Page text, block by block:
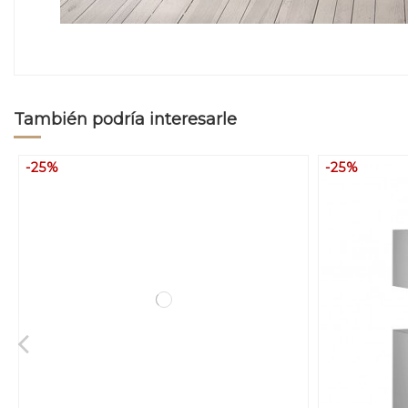
También podría interesarle
-25% -25%